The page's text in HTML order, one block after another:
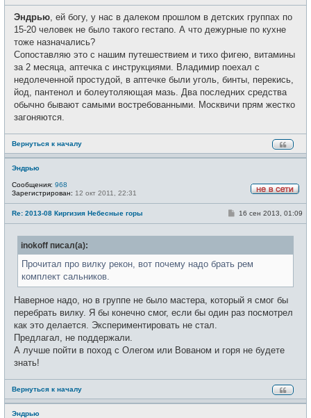
с
б
щ
и
Эндрью, ей богу, у нас в далеком прошлом в детских группах по
15-20 человек не было такого гестапо. А что дежурные по кухне
тоже назначались?
Сопоставляю это с нашим путешествием и тихо фигею, витамины
за 2 месяца, аптечка с инструкциями. Владимир поехал с
недолеченной простудой, в аптечке были уголь, бинты, перекись,
йод, пантенол и болеутоляющая мазь. Два последних средства
обычно бывают самыми востребованными. Москвичи прям жестко
загоняются.
Вернуться к началу
Эндрью
в
с
Сообщения: 968
Зарегистрирован: 12 окт 2011, 22:31
Re: 2013-08 Киргизия Небесные горы
С
б
е
н
и
16 сен 2013, 01:09
inokoff писал(а):
Прочитал про вилку рекон, вот почему надо брать рем
комплект сальников.
Наверное надо, но в группе не было мастера, который я смог бы
перебрать вилку. Я бы конечно смог, если бы один раз посмотрел
как это делается. Экспериментировать не стал.
Предлагал, не поддержали.
А лучше пойти в поход с Олегом или Вованом и горя не будете
знать!
Вернуться к началу
Эндрью